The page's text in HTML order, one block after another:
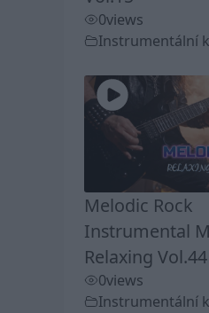
0views
Instrumentální
Melodic Rock
Instrumental
Relaxing Vol.44
0views
Instrumentální